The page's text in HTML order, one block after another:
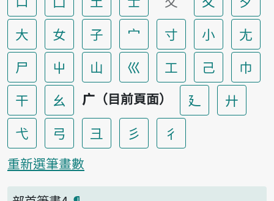
大
女 子 宀 寸 小
尢
尸
屮 山 巛 工 己
巾
干
幺 广（目前頁面） 廴
廾
弋
弓 彐 彡 彳
重新選筆畫數